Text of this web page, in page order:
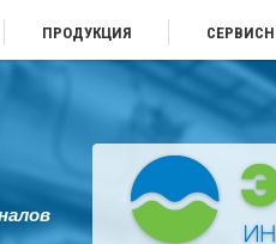
ПРОДУКЦИЯ